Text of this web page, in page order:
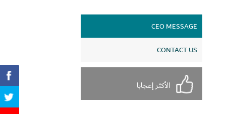
CEO MESSAGE
CONTACT US
الأكثر إعجابا